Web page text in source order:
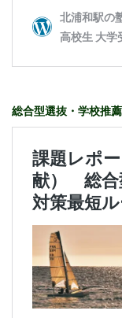
総合型選抜・学校推